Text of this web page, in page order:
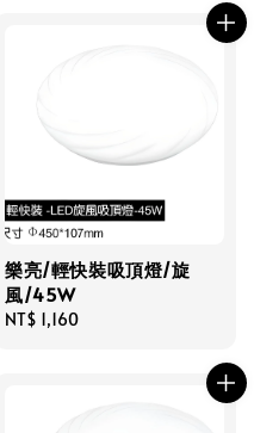
樂亮/輕快裝吸頂燈/旋
風/45W
Regular
NT$ 1,160